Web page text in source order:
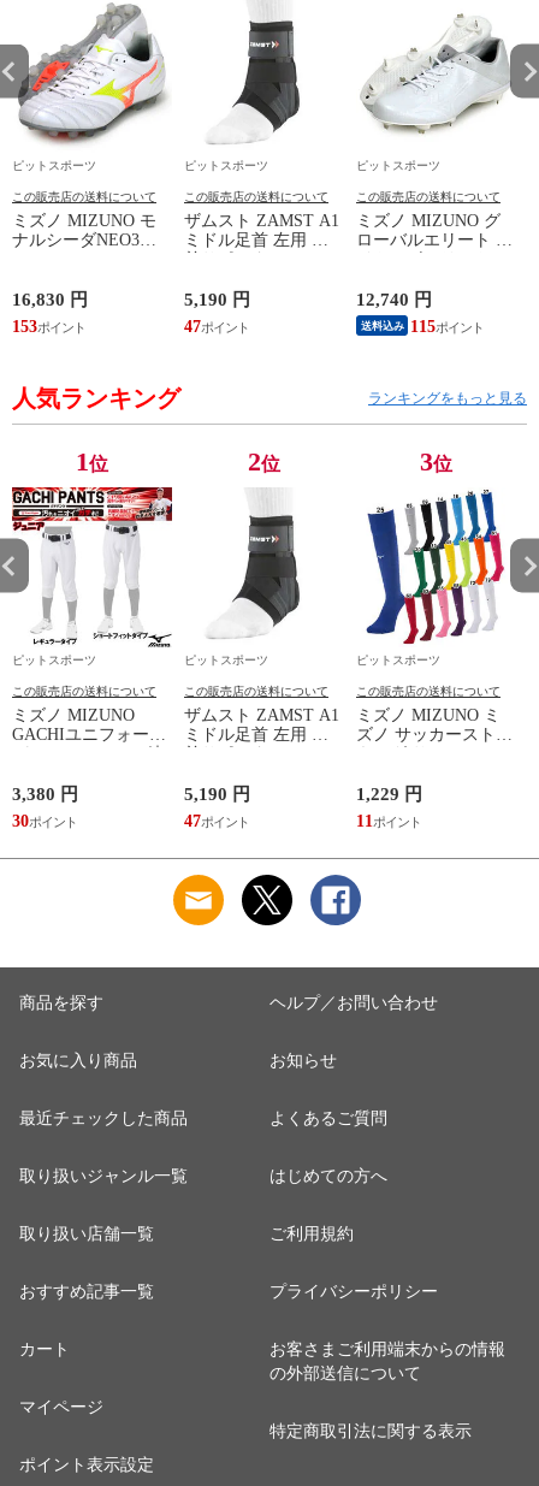
ピットスポーツ
この販売店の送料について
ミズノ MIZUNO モ
ナルシーダNEO3
カースパイク ワイド
26AW (P1GA262154)
16,830 円
153
ピットスポーツ
この販売店の送料について
ザムスト ZAMST A1
ミドル足首 左用 足
5,190 円
47
ピットスポーツ
この販売店の送料について
ミズノ MIZUNO グ
ローバルエリート ラ
白 シューズ 軽量
24SS (11GM241001)
12,740 円
送料込み 115
人気ランキング ランキングをもっと見る
1位
ピットスポーツ
この販売店の送料について
ミズノ MIZUNO
GACHIユニフォーム
ォーム 練習用ユニフ
ォームパンツ GACHI
PANTS
3,380 円
30
2位
ピットスポーツ
この販売店の送料について
ザムスト ZAMST A1
ミドル足首 左用 足
5,190 円
47
3位
ピットスポーツ
この販売店の送料について
ミズノ MIZUNO ミ
ズノ サッカーストッ
23SS(P2MXA060)
1,229 円
11
商品を探す
お気に入り商品
最近チェックした商品
取り扱いジャンル一覧
取り扱い店舗一覧
おすすめ記事一覧
カート
マイページ
ポイント表示設定
ヘルプ／お問い合わせ
お知らせ
よくあるご質問
はじめての方へ
ご利用規約
プライバシーポリシー
お客さまご利用端末からの情報
の外部送信について
特定商取引法に関する表示